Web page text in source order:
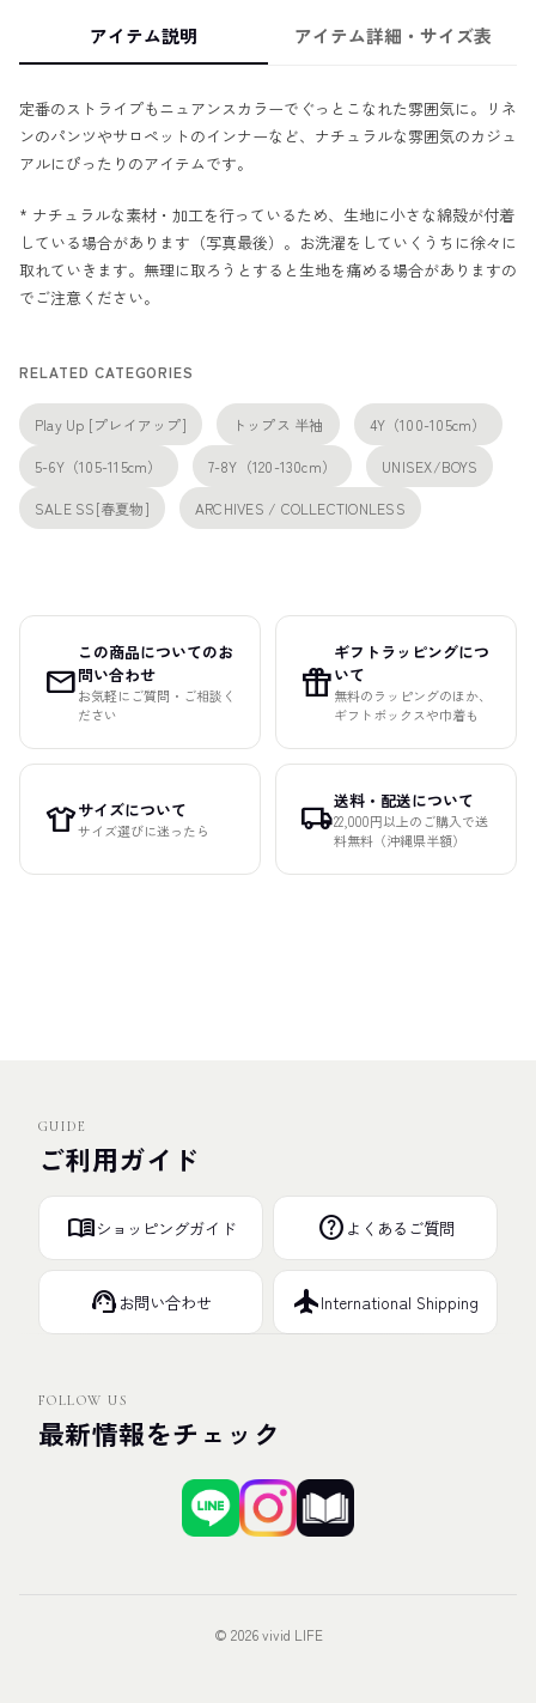
アイテム説明 アイテム詳細・サイズ表
定番のストライプもニュアンスカラーでぐっとこなれた雰囲気に。リネ
ンのパンツやサロペットのインナーなど、ナチュラルな雰囲気のカジュ
アルにぴったりのアイテムです。
* ナチュラルな素材・加工を行っているため、生地に小さな綿殻が付着
している場合があります（写真最後）。お洗濯をしていくうちに徐々に
取れていきます。無理に取ろうとすると生地を痛める場合がありますの
でご注意ください。
RELATED CATEGORIES
Play Up [プレイアップ] トップス 半袖 4Y（100-105cm）
5-6Y（105-115cm） 7-8Y（120-130cm） UNISEX/BOYS
SALE SS[春夏物] ARCHIVES / COLLECTIONLESS
mail
この商品についてのお
問い合わせ
お気軽にご質問・ご相談く
ださい
featured_seasonal_and_gifts
ギフトラッピングにつ
いて
無料のラッピングのほか、
ギフトボックスや巾着も
apparelサイズについて
サイズ選びに迷ったら local_shipping送料・配送について
22,000円以上のご購入で送
料無料（沖縄県半額）
GUIDE
ご利用ガイド
menu_bookショッピングガイド help よくあるご質問
support_agent お問い合わせ flightInternational Shipping
FOLLOW US
最新情報をチェック
© 2026 vivid LIFE